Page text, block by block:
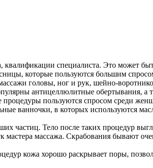
специалиста. Это может
которые пользуются большим
головы, ног и рук, шейно-
антицеллюлитные обертывания, а
пользуются спросом среди
ванночки, в которых используются
частиц. Тело после таких процедур
массажа. Скрабования бывают
кожа хорошо раскрывает поры,